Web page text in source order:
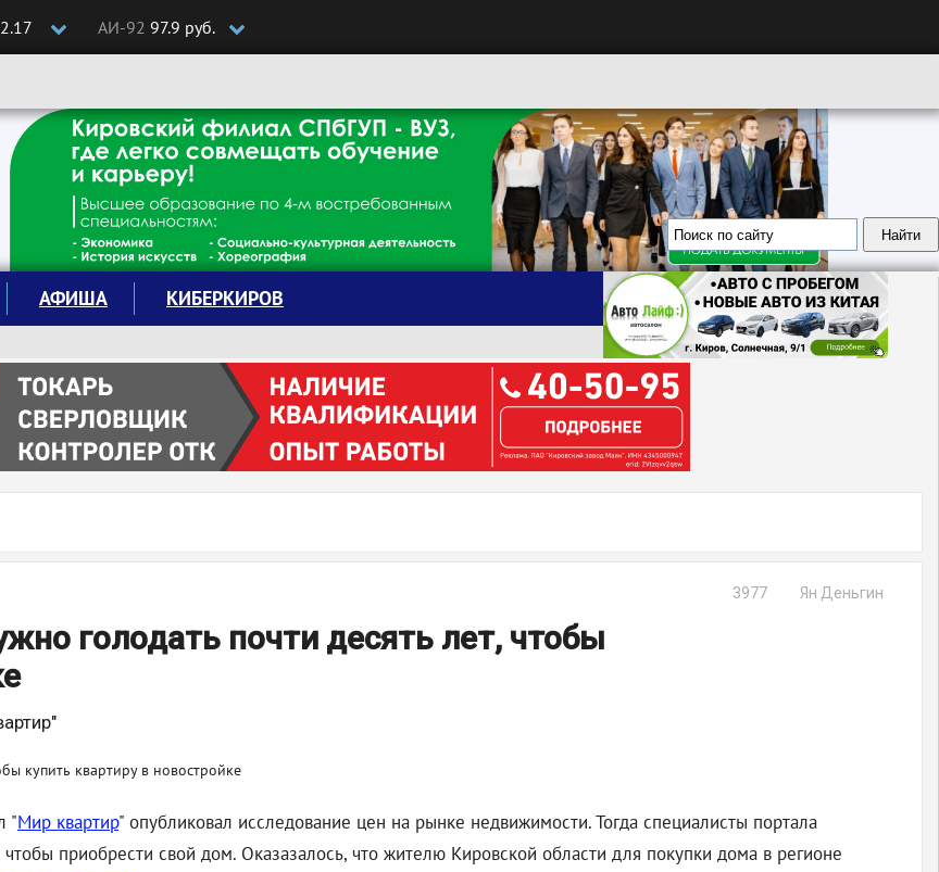
АИ-92 97.9 руб.
АФИША КИБЕРКИРОВ
Ян Деньгин
3977
голодать почти десять лет, чтобы
"Мир квартир" опубликовал исследование цен на рынке недвижимости. Тогда специалисты портала
приобрести свой дом. Оказазалось, что жителю Кировской области для покупки дома в регионе